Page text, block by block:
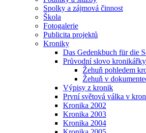
Spolky a zájmová činnost
Škola
Fotogalerie
Publicita projektů
Kroniky
Das Gedenkbuch für die
Průvodní slovo kronikářky
Žehuň pohledem
Žehuň v
Výpisy z kronik
První světová válka v
Kronika 2002
Kronika 2003
Kronika 2004